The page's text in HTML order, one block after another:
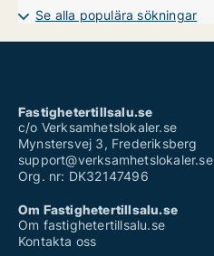
Se alla populära sökningar
Fastighetertillsalu.se
c/o Verksamhetslokaler.se
Mynstersvej 3, Frederiksberg
support@verksamhetslokaler.se
Org. nr: DK32147496
Om Fastighetertillsalu.se
Om fastighetertillsalu.se
Kontakta oss